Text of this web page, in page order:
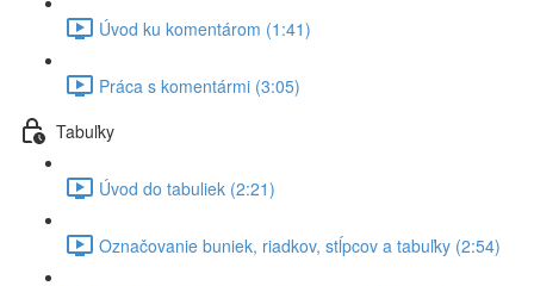
Úvod ku komentárom (1:41)
Práca s komentármi (3:05)
Tabuľky
Úvod do tabuliek (2:21)
Označovanie buniek, riadkov, stĺpcov a tabuľky (2:54)